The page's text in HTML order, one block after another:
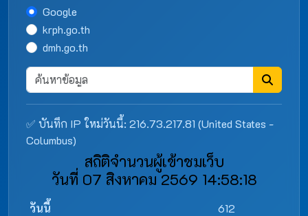
Google
krph.go.th
dmh.go.th
✅ บันทึก IP ใหม่วันนี้: 216.73.217.81 (United States -
Columbus)
สถิติจำนวนผู้เข้าชมเว็บ
วันที่ 07 สิงหาคม 2569 14:58:18
วันนี้
612